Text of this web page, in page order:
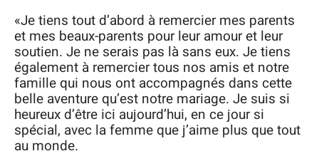
«Je tiens tout d’abord à remercier mes parents
et mes beaux-parents pour leur amour et leur
soutien. Je ne serais pas là sans eux. Je tiens
également à remercier tous nos amis et notre
famille qui nous ont accompagnés dans cette
belle aventure qu’est notre mariage. Je suis si
heureux d’être ici aujourd’hui, en ce jour si
spécial, avec la femme que j’aime plus que tout
au monde.